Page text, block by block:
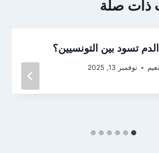
ذات صلة
تسود بين التونسيين؟
نوفمبر 13, 2025